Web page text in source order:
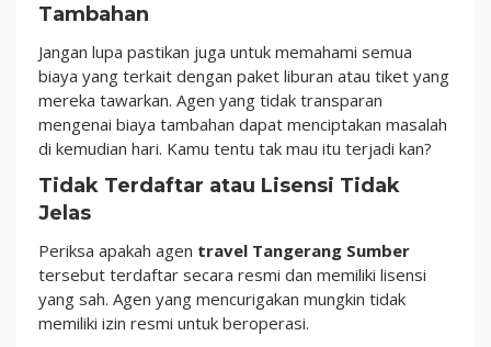
Tambahan
Jangan lupa pastikan juga untuk memahami semua
biaya yang terkait dengan paket liburan atau tiket yang
mereka tawarkan. Agen yang tidak transparan
mengenai biaya tambahan dapat menciptakan masalah
di kemudian hari. Kamu tentu tak mau itu terjadi kan?
Tidak Terdaftar atau Lisensi Tidak
Jelas
Periksa apakah agen travel Tangerang Sumber
tersebut terdaftar secara resmi dan memiliki lisensi
yang sah. Agen yang mencurigakan mungkin tidak
memiliki izin resmi untuk beroperasi.